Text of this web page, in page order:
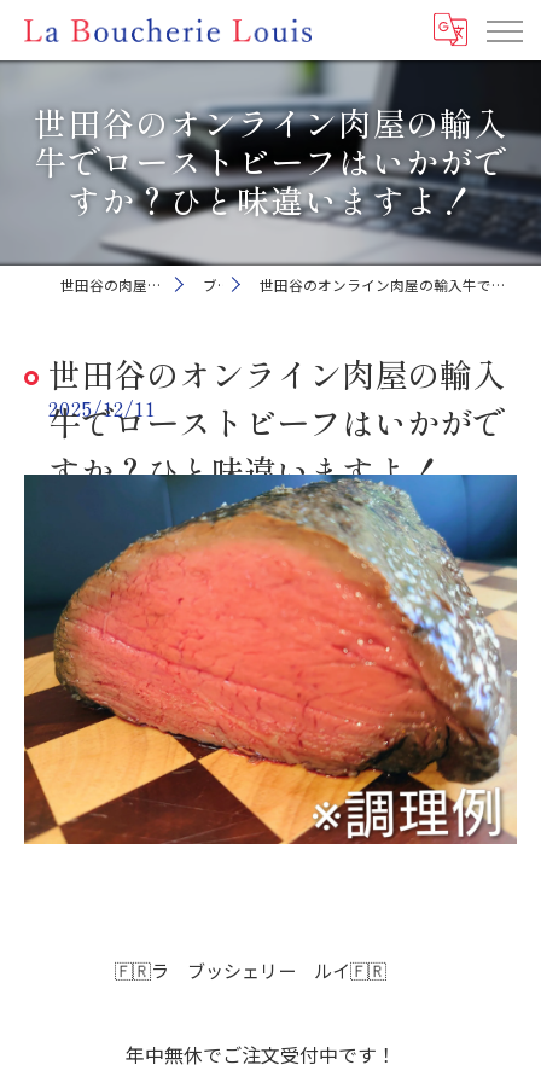
世田谷のオンライン肉屋の輸入
牛でローストビーフはいかがで
すか？ひと味違いますよ！
世田谷の肉屋ならLa Boucherie Louis ブログ 世田谷のオンライン肉屋の輸入牛でローストビーフはいかがですか？ひと味違いますよ！
世田谷のオンライン肉屋の輸入
牛でローストビーフはいかがで
すか？ひと味違いますよ！
2025/12/11
🇫🇷ラ ブッシェリー ルイ🇫🇷
年中無休でご注文受付中です！